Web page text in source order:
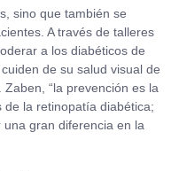
sino que también se
A través de talleres
a los diabéticos de
de su salud visual de
“la prevención es la
de la retinopatía diabética;
gran diferencia en la